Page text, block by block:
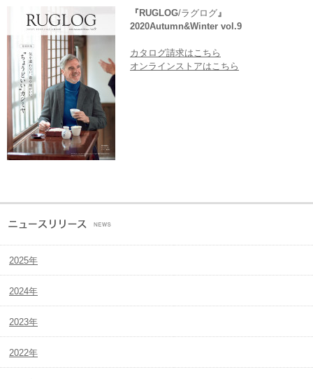
『RUGLOG/ラグログ』
2020Autumn&Winter vol.9
カタログ請求はこちら
オンラインストアはこちら
2025年
2024年
2023年
2022年